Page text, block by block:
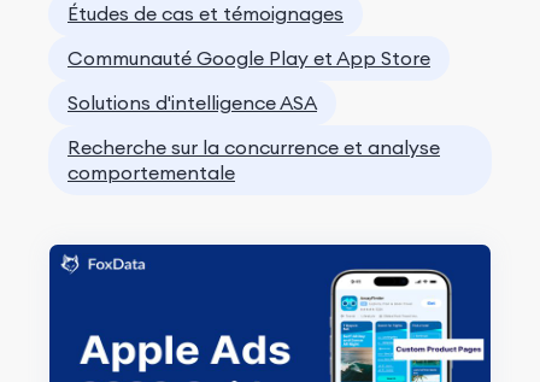
Études de cas et témoignages
Communauté Google Play et App Store
Solutions d'intelligence ASA
Recherche sur la concurrence et analyse
comportementale